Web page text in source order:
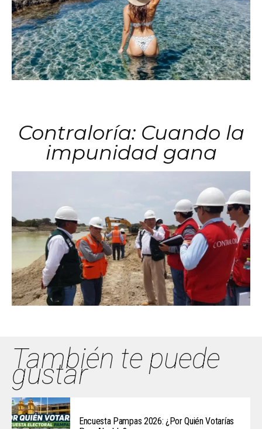
Contraloría: Cuando la
impunidad gana
También te puede
gustar
Encuesta Pampas 2026: ¿Por Quién Votarías